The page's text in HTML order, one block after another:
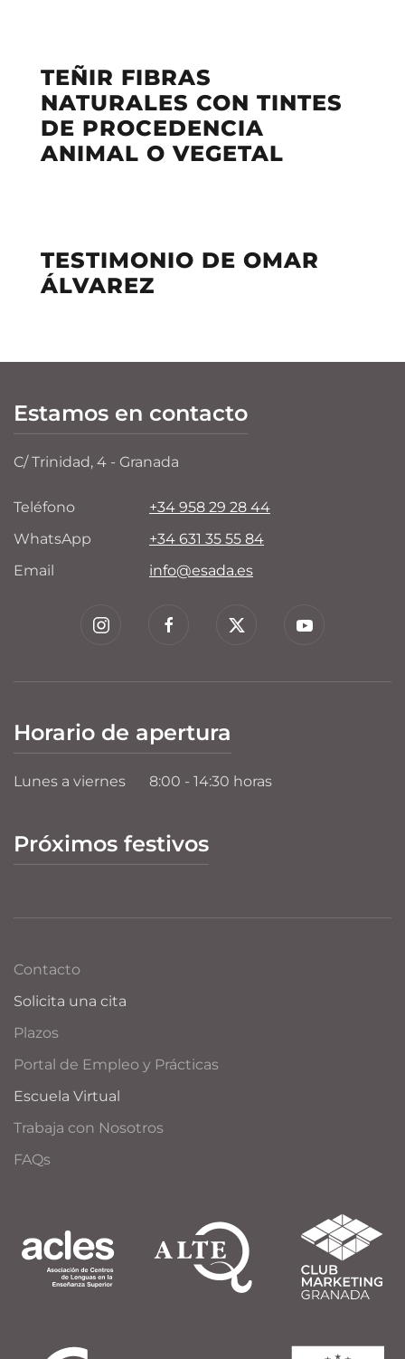
TEÑIR FIBRAS
NATURALES CON TINTES
DE PROCEDENCIA
ANIMAL O VEGETAL
TESTIMONIO DE OMAR
ÁLVAREZ
Estamos en contacto
C/ Trinidad, 4 - Granada
Teléfono
+34 958 29 28 44
WhatsApp
+34 631 35 55 84
Email
info@esada.es
Horario de apertura
Lunes a viernes 8:00 - 14:30 horas
Próximos festivos
Contacto
Solicita una cita
Plazos
Portal de Empleo y Prácticas
Escuela Virtual
Trabaja con Nosotros
FAQs